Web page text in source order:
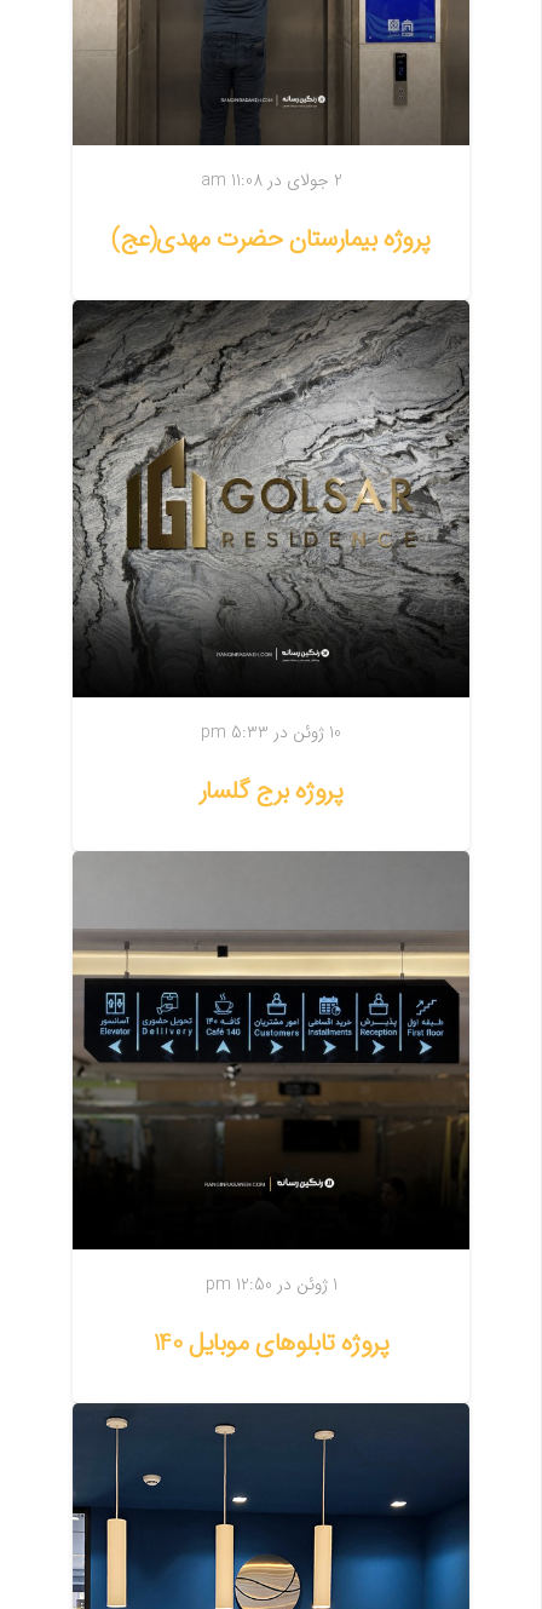
2 جولای در 11:08 am
پروژه بیمارستان حضرت مهدی(عج)
10 ژوئن در 5:33 pm
پروژه برج گلسار
1 ژوئن در 12:50 pm
پروژه تابلوهای موبایل 140